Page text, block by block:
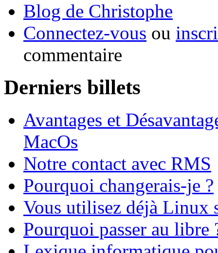
Blog de Christophe
Connectez-vous ou
commentaire
Derniers billets
Avantages et
MacOs
Notre contact avec RMS
Pourquoi changerais-je ?
Vous utilisez déjà Linux
Pourquoi passer au libre